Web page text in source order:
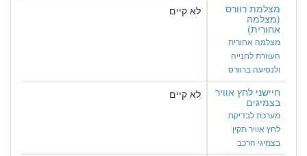
מצלמת רוורס
(מצלמה
אחורית)
מצלמה אחורית
העוזרת לחנייה
ולנסיעה ברוורס
לא קיים
חיישני לחץ אוויר
בצמיגים
מערכת לבדיקת
לחץ אוויר תקין
בצמיגי הרכב
לא קיים